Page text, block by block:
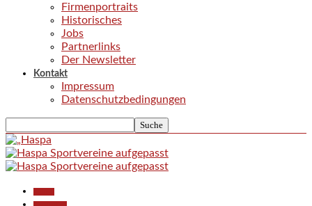
Firmenportraits
Historisches
Jobs
Partnerlinks
Der Newsletter
Kontakt
Impressum
Datenschutzbedingungen